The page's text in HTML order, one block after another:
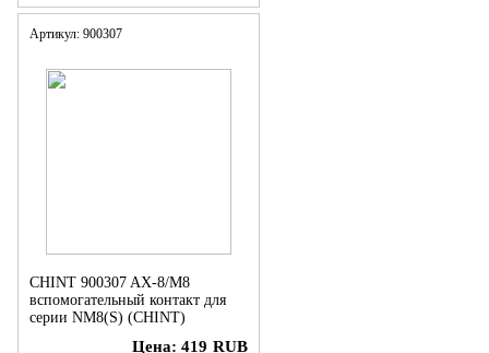
Артикул: 900307
CHINT 900307 AX-8/M8
вспомогательный контакт для
серии NM8(S) (CHINT)
Цена: 419 RUB